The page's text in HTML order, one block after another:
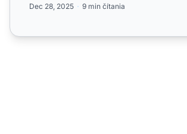
Dec 28, 2025 9 min čítania